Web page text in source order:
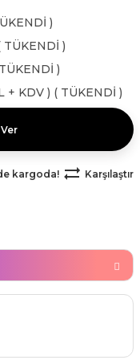
)
TÜKENDİ )
)
KDV ) ( TÜKENDİ )
kargoda! Karşılaştır